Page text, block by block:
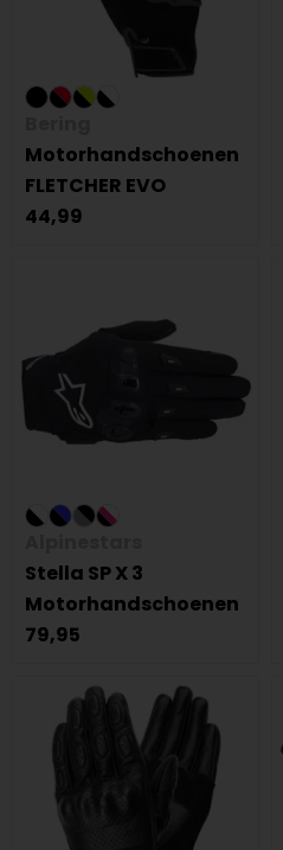
Motorhandschoenen
FLETCHER EVO
44,99
Stella SP X 3
Motorhandschoenen
79,95